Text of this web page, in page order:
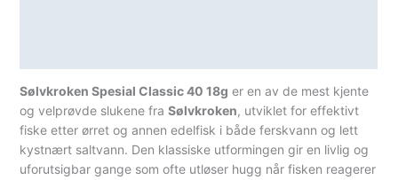
Sølvkroken Spesial Classic 40 18g er en av de mest kjente
og velprøvde slukene fraSølvkroken, utviklet for effektivt
fiske etter ørret og annen edelfisk i både ferskvann og lett
kystnært saltvann. Den klassiske utformingen gir en livlig og
uforutsigbar gange som ofte utløser hugg når fisken reagerer